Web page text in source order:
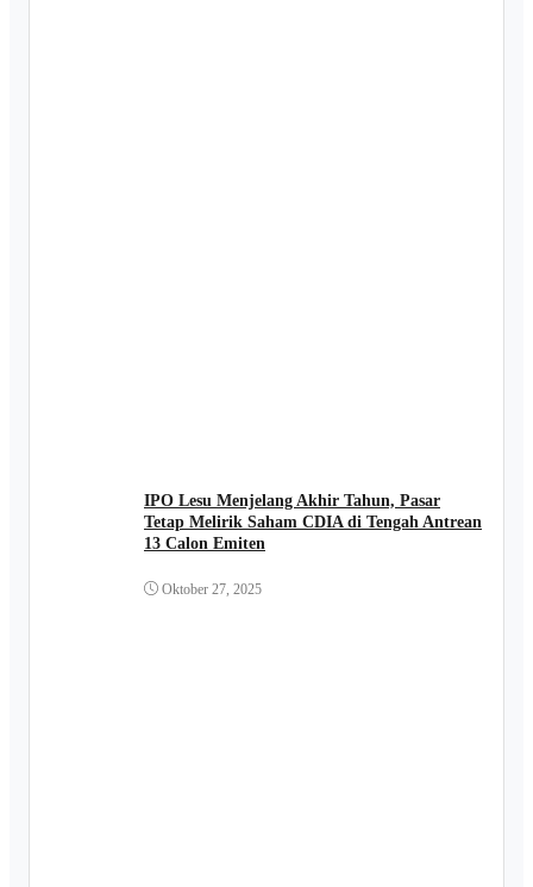
IPO Lesu Menjelang Akhir Tahun, Pasar
Tetap Melirik Saham CDIA di Tengah Antrean
13 Calon Emiten
Oktober 27, 2025